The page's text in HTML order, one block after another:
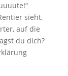
sieht,
auf die
du dich?